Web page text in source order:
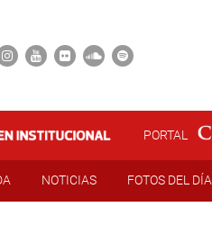
PORTAL
NOTICIAS FOTOS DEL DÍA